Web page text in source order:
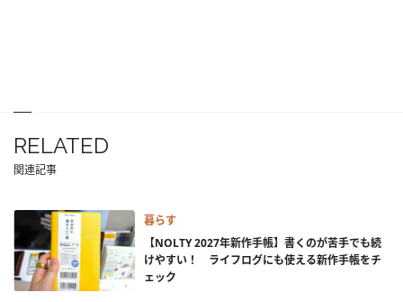
RELATED
関連記事
暮らす
【NOLTY 2027年新作手帳】書くのが苦手でも続
けやすい！ ライフログにも使える新作手帳をチ
ェック